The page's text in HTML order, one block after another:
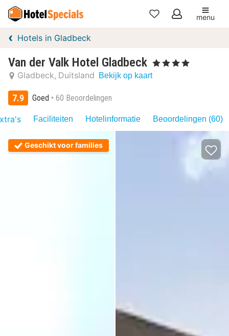
Mijn
menu
Hotels in Gladbeck
Van der Valk Hotel Gladbeck , 4 Sterren
Gladbeck Duitsland Bekijk op kaart
7.9 Goed 60 Beoordelingen
Faciliteiten Hotelinformatie Beoordelingen (60)
Geschikt voor families